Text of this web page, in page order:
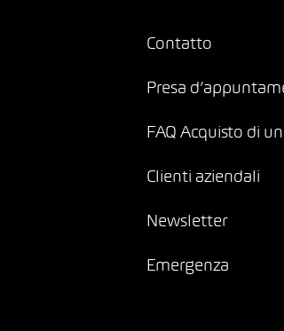
Contatto
Presa
FAQ Acquisto di
Clienti aziendali
Newsletter
Emergenza